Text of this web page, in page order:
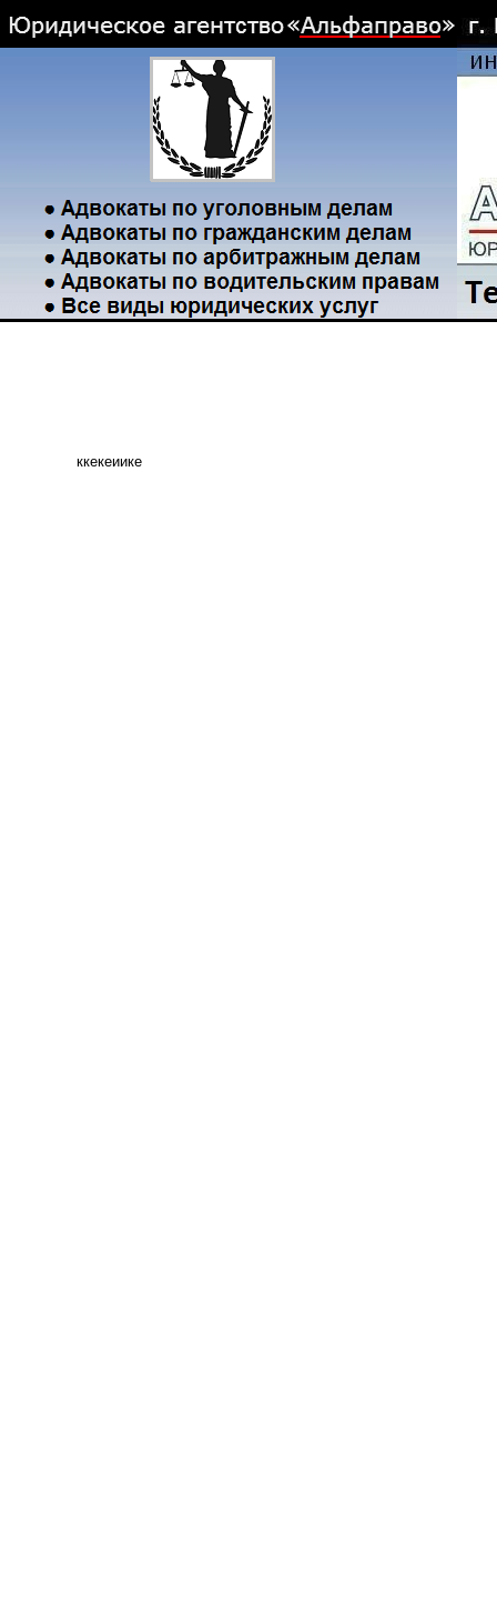
ккекеиике